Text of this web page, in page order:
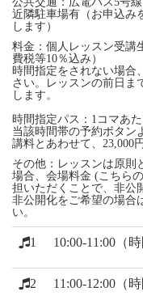
近隣駐車場有（お申込み
します）
料金：個人レッスン受講
費税等10％込み）
時間指定をされない場合
さい。レッスンの前日ま
します。
時間指定パス：1コマあ
当該時間帯の予約ボタン
講料とあわせて、23,000
その他：レッスンは原則
場合、会場料金 (こちら
担いただくことで、非公
非公開化をご希望の場合
い。
1 10:00-11:00（時
2 11:00-12:00（時